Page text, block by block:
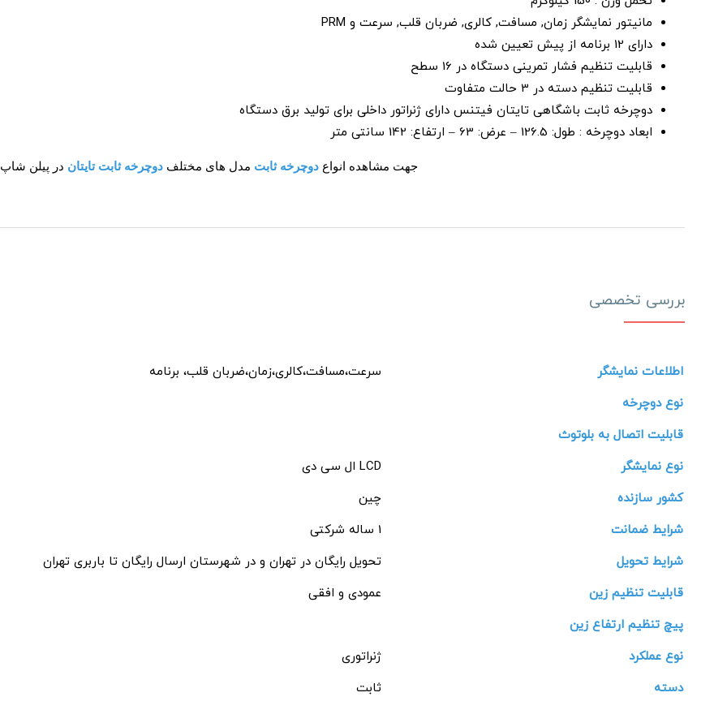
مانیتور نمایشگر زمان, مسافت, کالری, ضربان قلب, سرعت و PRM
دارای 12 برنامه از پیش تعیین شده
قابلیت تنظیم فشار تمرینی دستگاه در 16 سطح
قابلیت تنظیم دسته در 3 حالت متفاوت
دوچرخه ثابت باشگاهی تایتان فیتنس دارای ژنراتور داخلی برای تولید برق دستگاه
ابعاد دوچرخه : طول: 126.5 – عرض: 63 – ارتفاع: 142 سانتی متر
جهت مشاهده انواع دوچرخه ثابت مدل های مختلف دوچرخه ثابت تایتان در پیلن شاپ
بررسی تخصصی
اطلاعات نمایشگر
سرعت،مسافت،کالری،زمان،ضربان قلب، برنامه
نوع دوچرخه
قابلیت اتصال به بلوتوث
نوع نمایشگر
LCD ال سی دی
کشور سازنده
چین
شرایط ضمانت
1 ساله شرکتی
شرایط تحویل
تحویل رایگان در تهران و در شهرستان ارسال رایگان تا باربری تهران
قابلیت تنظیم زین
عمودی و افقی
پیچ تنظیم ارتفاع زین
نوع عملکرد
ژنراتوری
دسته
ثابت